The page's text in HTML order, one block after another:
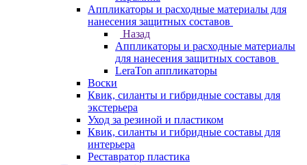
Аппликаторы и расходные материалы для
нанесения защитных составов
Назад
Аппликаторы и расходные материалы
для нанесения защитных составов
LeraTon аппликаторы
Воски
Квик, силанты и гибридные составы для
экстерьера
Уход за резиной и пластиком
Квик, силанты и гибридные составы для
интерьера
Реставратор пластика